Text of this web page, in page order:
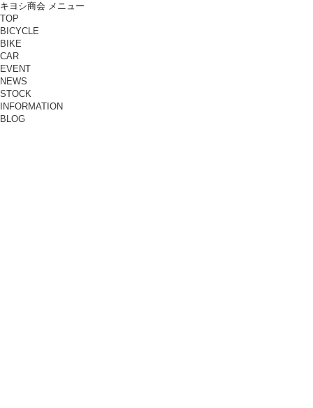
キヨシ商会 メニュー
TOP
BICYCLE
BIKE
CAR
EVENT
NEWS
STOCK
INFORMATION
BLOG